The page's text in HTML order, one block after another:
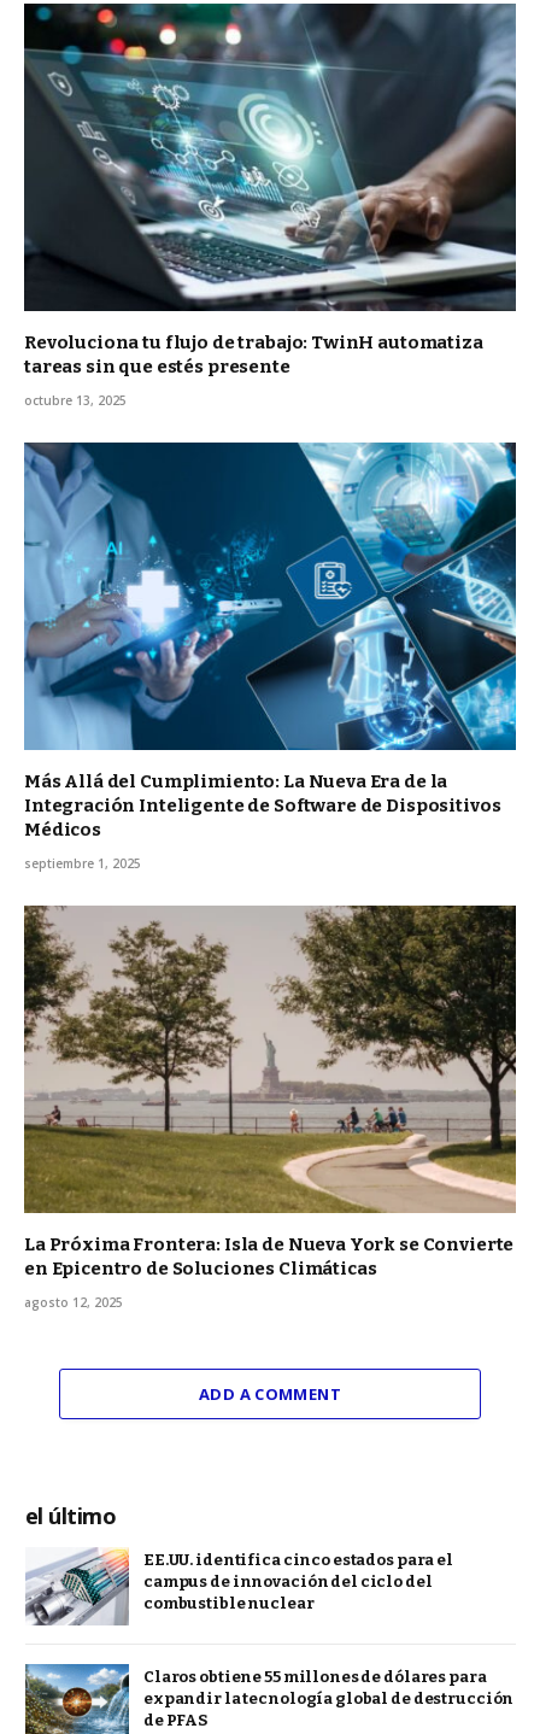
Revoluciona tu flujo de trabajo: TwinH automatiza
tareas sin que estés presente
octubre 13, 2025
Más Allá del Cumplimiento: La Nueva Era de la
Integración Inteligente de Software de Dispositivos
Médicos
septiembre 1, 2025
La Próxima Frontera: Isla de Nueva York se Convierte
en Epicentro de Soluciones Climáticas
agosto 12, 2025
ADD A COMMENT
el último
EE.UU. identifica cinco estados para el
campus de innovación del ciclo del
combustible nuclear
Claros obtiene 55 millones de dólares para
expandir la tecnología global de destrucción
de PFAS